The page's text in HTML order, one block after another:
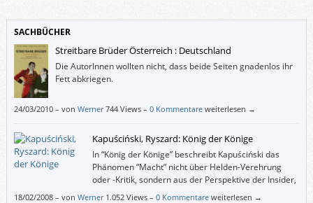
SACHBÜCHER
Streitbare Brüder Österreich : Deutschland
Die AutorInnen wollten nicht, dass beide Seiten gnadenlos ihr
Fett abkriegen.
24/03/2010– von Werner 744 Views – 0 Kommentare weiterlesen →
Kapuściński, Ryszard: König der Könige
In “König der Könige” beschreibt Kapuściński das
Phänomen “Macht” nicht über Helden-Verehrung
oder -Kritik, sondern aus der Perspektive der Insider,
der Würdenträger, Spitzel und Helfershelfer, die
18/02/2008– von Werner 1.052 Views – 0 Kommentare weiterlesen →